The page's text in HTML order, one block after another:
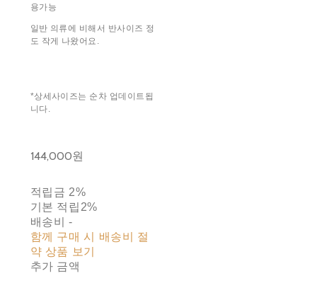
용가능
일반 의류에 비해서 반사이즈 정
도 작게 나왔어요.
*상세사이즈는 순차 업데이트됩
니다.
144,000원
적립금 2%
기본 적립 2%
배송비-
함께 구매 시 배송비 절
약 상품 보기
추가 금액